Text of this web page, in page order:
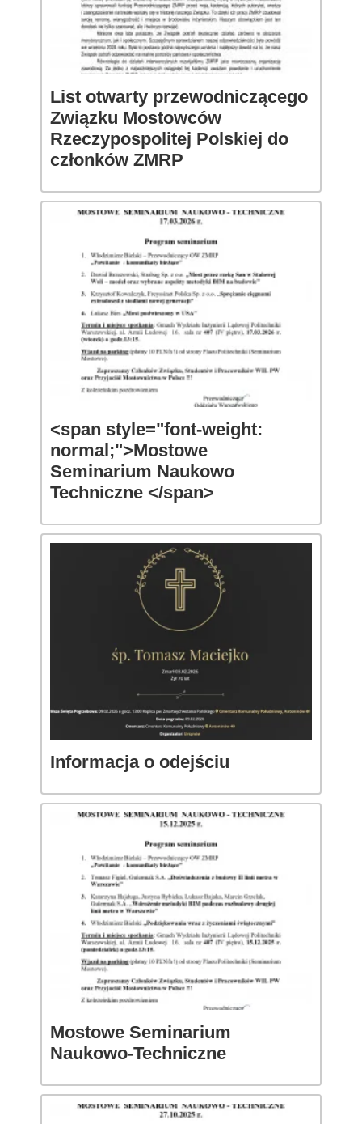
List otwarty przewodniczącego
Związku Mostowców
Rzeczypospolitej Polskiej do
członków ZMRP
<span style="font-weight:
normal;">Mostowe
Seminarium Naukowo
Techniczne </span>
Informacja o odejściu
Mostowe Seminarium
Naukowo-Techniczne